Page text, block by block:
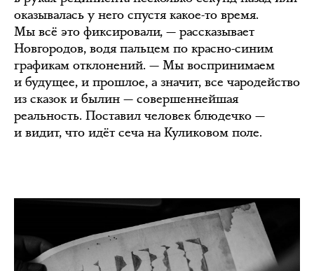
оказывалась у него спустя какое-то время.
Мы всё это фиксировали, — рассказывает
Новгородов, водя пальцем по красно-синим
графикам отклонений. — Мы воспринимаем
и будущее, и прошлое, а значит, все чародейство
из сказок и былин — совершеннейшая
реальность. Поставил человек блюдечко —
и видит, что идёт сеча на Куликовом поле.